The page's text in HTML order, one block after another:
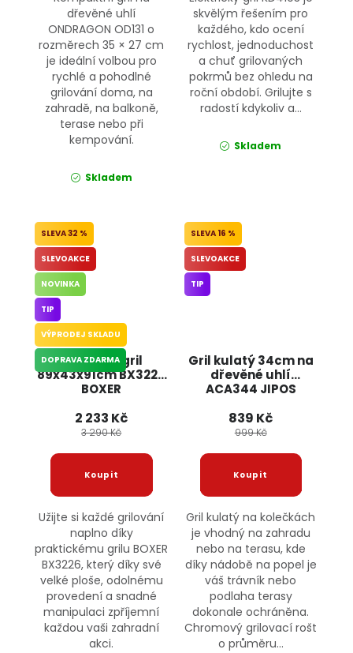
dřevěné uhlí
ONDRAGON OD131 o
rozměrech 35 × 27 cm
je ideální volbou pro
rychlé a pohodlné
grilování doma, na
zahradě, na balkoně,
terase nebo při
kempování.
Skladem
skvělým řešením pro
každého, kdo ocení
rychlost, jednoduchost
a chuť grilovaných
pokrmů bez ohledu na
roční období. Grilujte s
radostí kdykoliv a...
Skladem
Zahradní gril
89x43x91cm BX3226
BOXER
32 %
SLEVOAKCE
NOVINKA
TIP
VÝPRODEJ SKLADU
DOPRAVA ZDARMA
2 233 Kč
3 290 Kč
Užijte si každé grilování
naplno díky
praktickému grilu BOXER
BX3226, který díky své
velké ploše, odolnému
provedení a snadné
manipulaci zpříjemní
každou vaši zahradní
akci.
Gril kulatý 34cm na
dřevěné uhlí
ACA344 JIPOS
16 %
SLEVOAKCE
TIP
839 Kč
999 Kč
Gril kulatý na kolečkách
je vhodný na zahradu
nebo na terasu, kde
díky nádobě na popel je
váš trávník nebo
podlaha terasy
dokonale ochráněna.
Chromový grilovací rošt
o průměru...